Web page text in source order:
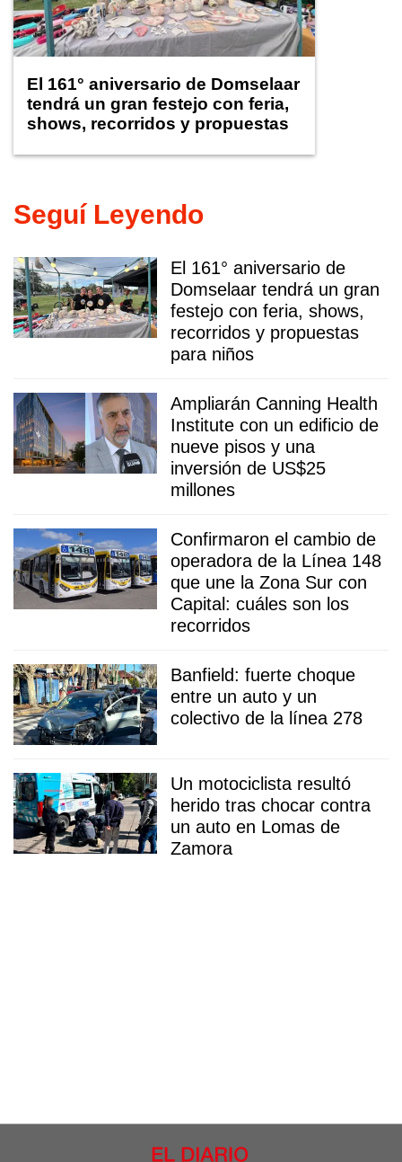
El 161° aniversario de Domselaar
tendrá un gran festejo con feria,
shows, recorridos y propuestas
Seguí Leyendo
El 161° aniversario de
Domselaar tendrá un gran
festejo con feria, shows,
recorridos y propuestas
para niños
Ampliarán Canning Health
Institute con un edificio de
nueve pisos y una
inversión de US$25
millones
Confirmaron el cambio de
operadora de la Línea 148
que une la Zona Sur con
Capital: cuáles son los
recorridos
Banfield: fuerte choque
entre un auto y un
colectivo de la línea 278
Un motociclista resultó
herido tras chocar contra
un auto en Lomas de
Zamora